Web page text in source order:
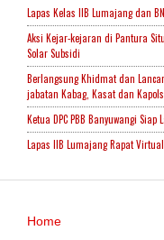
Lapas Kelas IIB Lumajang dan
Aksi Kejar-kejaran di Pantura
Solar Subsidi
Berlangsung Khidmat dan
jabatan Kabag, Kasat dan
Ketua DPC PBB Banyuwangi Siap
Lapas IIB Lumajang Rapat
Home